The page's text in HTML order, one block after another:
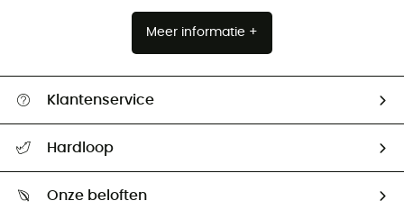
Meer informatie +
Klantenservice
Mijn zending volgen
Retourzendingen & Terugbetalingen
Hardloop
Onze beloften